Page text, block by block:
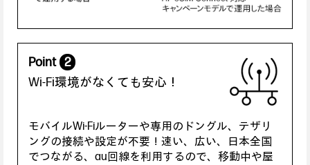
Point 2
Wi-Fi環境がなくても安心！
モバイルWi-Fiルーターや専用のドングル、テザリ
ングの接続や設定が不要！速い、広い、日本全国
でつながる、au回線を利用するので、移動中や屋